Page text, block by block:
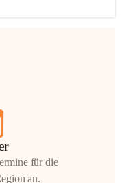
für die
an.